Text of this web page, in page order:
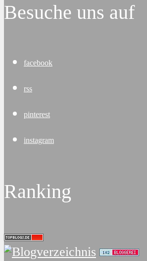
Besuche uns auf
facebook
rss
pinterest
instagram
Ranking